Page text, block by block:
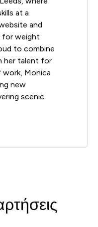
at a
and
for weight
to combine
her talent for
Monica
new
scenic